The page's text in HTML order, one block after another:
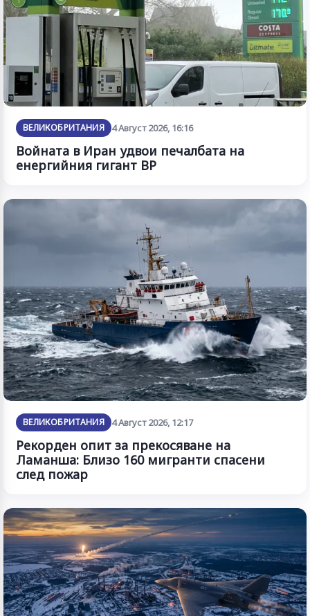
ВЕЛИКОБРИТАНИЯ 4 Август 2026, 16:16
Войната в Иран удвои печалбата на
енергийния гигант BP
ВЕЛИКОБРИТАНИЯ 4 Август 2026, 12:17
Рекорден опит за прекосяване на
Ламанша: Близо 160 мигранти спасени
след пожар